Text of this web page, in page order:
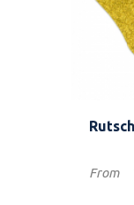
Preis
From